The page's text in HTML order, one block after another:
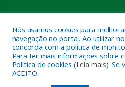
Todos os direitos reservados a
do Carajás
Mapa do Site
Acessar o
Nós usamos cookies para
navegação no portal. Ao utilizar
concorda com a política de
Para ter mais informações sobre
Política de cookies (Leia mais). Se
ACEITO.